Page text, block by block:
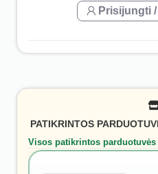
Prisijungti
PATIKRINTOS
Visos patikrintos